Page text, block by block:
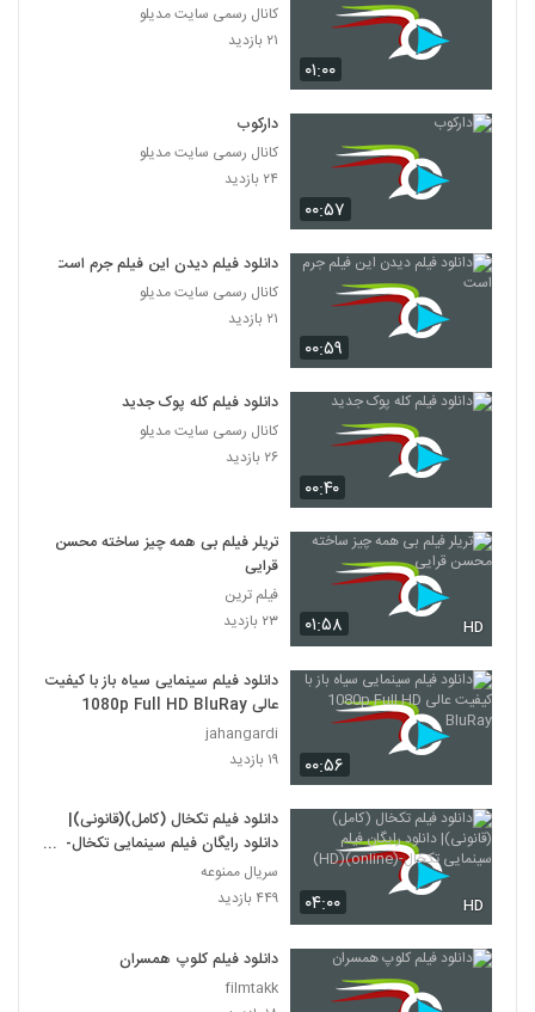
دانلود فیلم امروز با کیفیت عالی
۱,۳۲۴ بازدید
دانلود فیلم سینمایی مجردها
16
دانلود فیلم ایرانی لاک قرمز
۳,۳۵۸ بازدید
دانلود فیلم سینمایی در کمال خونسردی
۱,۱۷۱ بازدید
دانلود فیلم ناردون
19 کیفیت عالی
20
فیلم ایرانی من کارگرم
۲,۱۲۳ بازدید
دانلود فیلم سینمایی بیتابی بیتا
22
دانلود فیلم اطراف آرامش با کیفیت عالی
دانلود فیلم بغض با کیفیت عالی
۱,۵۰۱ بازدید
دانلود فیلم قصه پریا به کارگردانی فریدون
۰۱:۰۰
کانال رسمی سایت مدیلو
۲۱ بازدید
۰۰:۵۷
دارکوب
کانال رسمی سایت مدیلو
۲۴ بازدید
۰۰:۵۹
دانلود فیلم دیدن این فیلم جرم است
کانال رسمی سایت مدیلو
۲۱ بازدید
۰۰:۴۰
دانلود فیلم کله پوک جدید
کانال رسمی سایت مدیلو
۲۶ بازدید
۰۱:۵۸ HD
تریلر فیلم بی همه چیز ساخته محسن
قرایی
فیلم ترین
۲۳ بازدید
۰۰:۵۶
دانلود فیلم سینمایی سیاه باز با کیفیت
عالی 1080p Full HD BluRay
jahangardi
۱۹ بازدید
۰۴:۰۰ HD
دانلود فیلم تکخال (کامل)(قانونی)|
دانلود رایگان فیلم سینمایی تکخال-
(online)(HD)
سریال ممنوعه
۴۴۹ بازدید
دانلود فیلم کلوپ همسران
filmtakk